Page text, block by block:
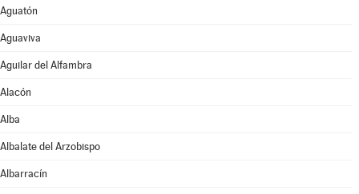
Aguatón
Aguaviva
Aguilar del Alfambra
Alacón
Alba
Albalate del Arzobispo
Albarracín